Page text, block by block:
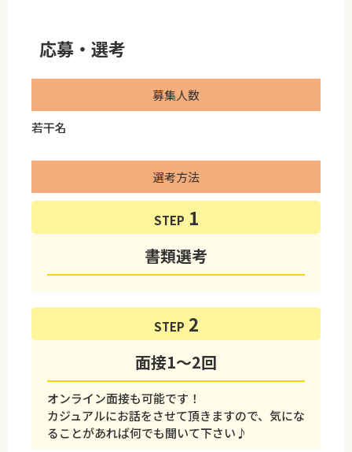
応募・選考
募集人数
若干名
選考方法
STEP
書類選考
STEP
面接1～2回
オンライン面接も可能です！
カジュアルにお話をさせて頂きますので、気にな
ることがあれば何でも聞いて下さい♪